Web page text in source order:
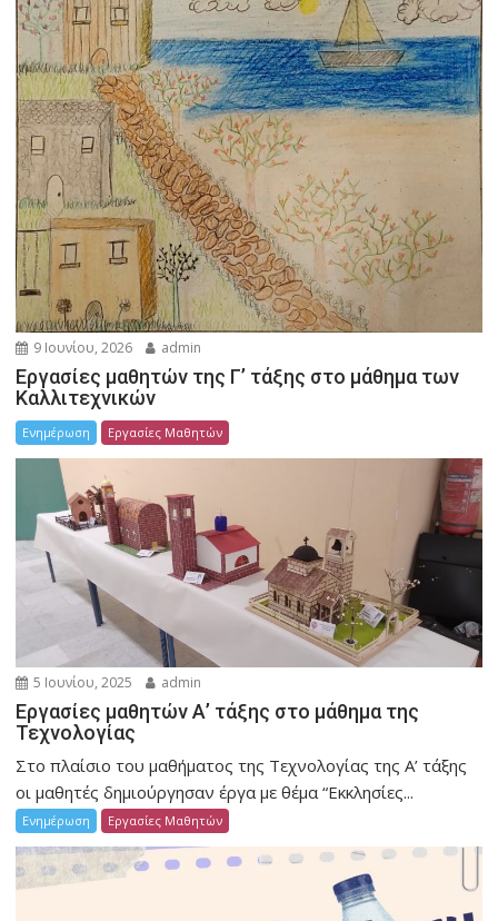
9 Ιουνίου, 2026 admin
Εργασίες μαθητών της Γ’ τάξης στο μάθημα των
Καλλιτεχνικών
Ενημέρωση Εργασίες Μαθητών
5 Ιουνίου, 2025 admin
Εργασίες μαθητών Α’ τάξης στο μάθημα της
Τεχνολογίας
Στο πλαίσιο του μαθήματος της Τεχνολογίας της Α’ τάξης
οι μαθητές δημιούργησαν έργα με θέμα “Εκκλησίες...
Ενημέρωση Εργασίες Μαθητών